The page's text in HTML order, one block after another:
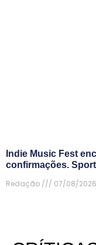
Indie Music Fest
confirmações.
Redação
07/08/2026